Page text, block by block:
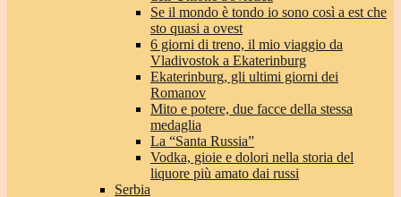
Se il mondo è tondo io sono così a est che
sto quasi a ovest
6 giorni di treno, il mio viaggio da
Vladivostok a Ekaterinburg
Ekaterinburg, gli ultimi giorni dei
Romanov
Mito e potere, due facce della stessa
medaglia
La “Santa Russia”
Vodka, gioie e dolori nella storia del
liquore più amato dai russi
Serbia